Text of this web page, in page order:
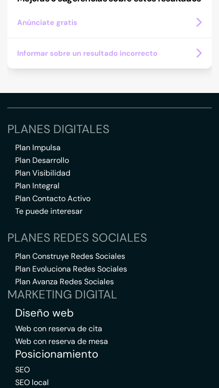
Anúnciate gratis
Informar sobre un resultado incorrecto
PLANES DIGITALES
Plan Impulsa
Plan Desarrollo
Plan Visibilidad
Plan Integral
Plan Contacto Activo
Te puede interesar
PLANES REDES SOCIALES
Plan Construye Redes Sociales
Plan Evoluciona Redes Sociales
Plan Avanza Redes Sociales
MARKETING DIGITAL
Diseño web
Web con reserva de cita
Web con reserva de mesa
Posicionamiento
SEO
SEO local